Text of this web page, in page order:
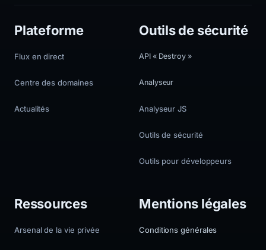
Plateforme
Flux en direct
Centre des domaines
Actualités
Outils de sécurité
API « Destroy »
Analyseur
Analyseur JS
Outils de sécurité
Outils pour développeurs
Ressources
Arsenal de la vie privée
Mentions légales
Conditions générales